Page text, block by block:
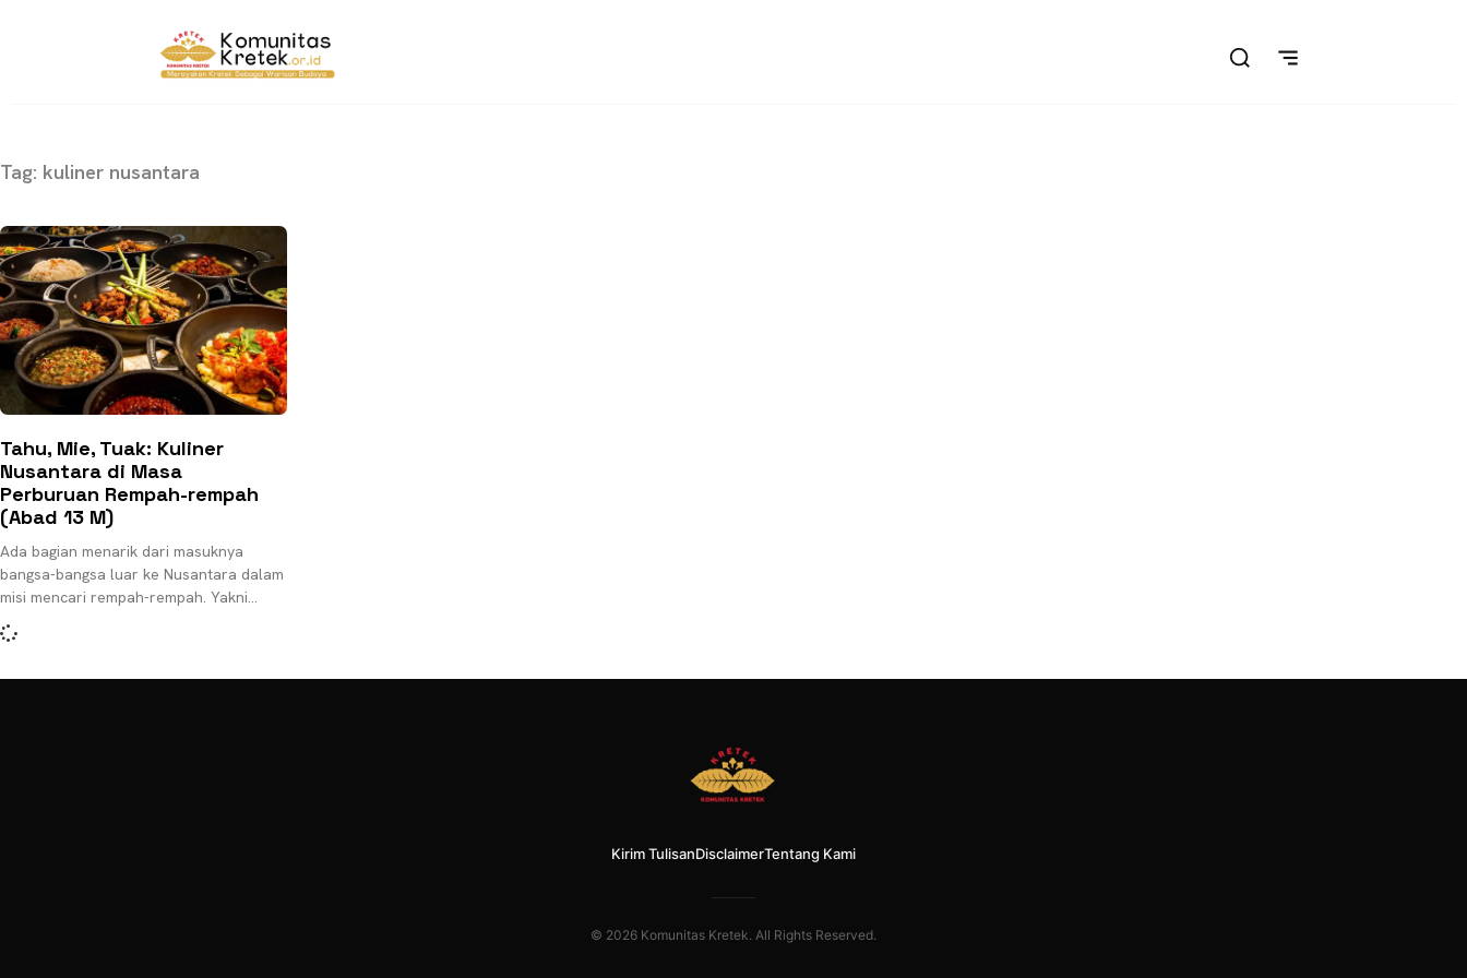
Tag: kuliner nusantara
Tahu, Mie, Tuak: Kuliner
Nusantara di Masa
Perburuan Rempah-rempah
(Abad 13 M)
Ada bagian menarik dari masuknya
bangsa-bangsa luar ke Nusantara dalam
misi mencari rempah-rempah. Yakni
perihal bahan dapur untuk kuliner
Nusantara sekaligus cara mengolahnya
Kirim TulisanDisclaimerTentang Kami
© 2026 Komunitas Kretek. All Rights Reserved.